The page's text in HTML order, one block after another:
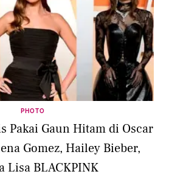
PHOTO
Pakai Gaun Hitam di Oscar
Gomez, Hailey Bieber,
Lisa BLACKPINK